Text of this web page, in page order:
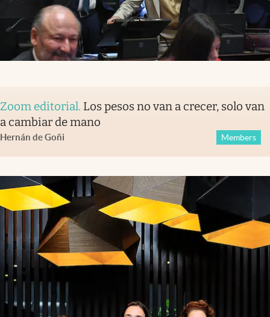
Zoom editorial. Los pesos no van a crecer, solo van
a cambiar de mano
Hernán de Goñi Members